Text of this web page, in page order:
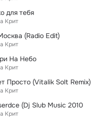
для тебя
Крит
(Radio Edit)
Крит
На Небо
Крит
Просто (Vitalik Solt Remix)
Крит
(Dj Slub Music 2010
Крит